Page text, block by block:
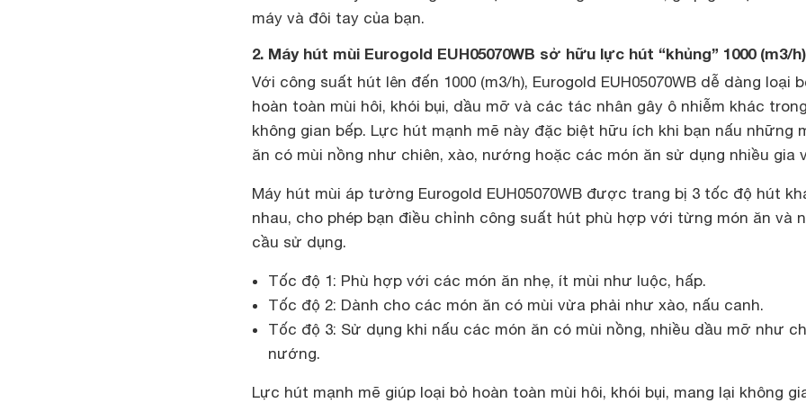
máy và đôi tay của bạn.
2. Máy hút mùi Eurogold EUH05070WB sở hữu lực hút “khủng” 1000 (m3/h)
Với công suất hút lên đến 1000 (m3/h), Eurogold EUH05070WB dễ dàng loại
hoàn toàn mùi hôi, khói bụi, dầu mỡ và các tác nhân gây ô nhiễm khác trong
không gian bếp. Lực hút mạnh mẽ này đặc biệt hữu ích khi bạn nấu những
ăn có mùi nồng như chiên, xào, nướng hoặc các món ăn sử dụng nhiều gia
Máy hút mùi áp tường Eurogold EUH05070WB được trang bị 3 tốc độ hút
nhau, cho phép bạn điều chỉnh công suất hút phù hợp với từng món ăn và
cầu sử dụng.
Tốc độ 1: Phù hợp với các món ăn nhẹ, ít mùi như luộc, hấp.
Tốc độ 2: Dành cho các món ăn có mùi vừa phải như xào, nấu canh.
Tốc độ 3: Sử dụng khi nấu các món ăn có mùi nồng, nhiều dầu mỡ như
nướng.
Lực hút mạnh mẽ giúp loại bỏ hoàn toàn mùi hôi, khói bụi, mang lại không